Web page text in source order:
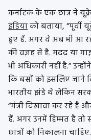
कर्नाटक के एक छात्र ने
इंडियाको बताया, “पूर्वी
हुए हैं. अगर वे अब भी आ
की वज़ह से है. मदद या
भी अधिकारी नहीं है.”
कि बसों को इसलिए जाने
भारतीय झंडे थे लेकिन
“मंत्री दिखावा कर रहे हैं
हैं. अगर उनमें हिम्मत है तो
छात्रों को निकालना